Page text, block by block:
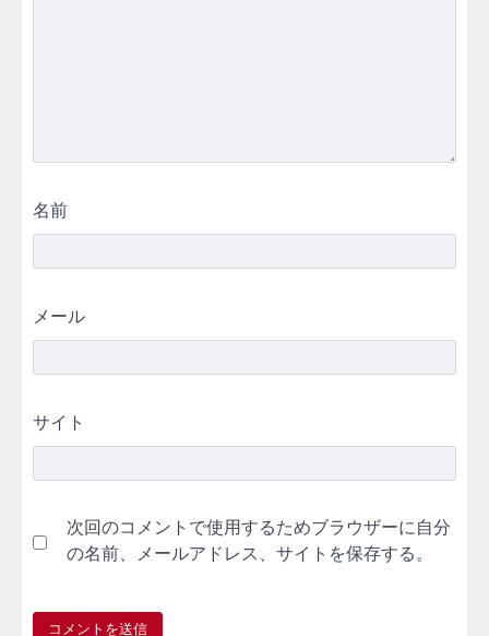
名前
メール
サイト
次回のコメントで使用するためブラウザーに自分
の名前、メールアドレス、サイトを保存する。